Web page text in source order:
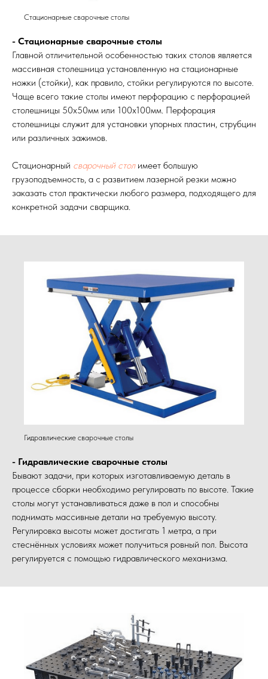
Стационарные сварочные столы
- Стационарные сварочные столы
Главной отличительной особенностью таких столов является
массивная столешница установленную на стационарные
ножки (стойки), как правило, стойки регулируются по высоте.
Чаще всего такие столы имеют перфорацию с перфорацией
столешницы 50х50мм или 100х100мм. Перфорация
столешницы служит для установки упорных пластин, струбцин
или различных зажимов.
Стационарный сварочный столимеет большую
грузоподъемность, а с развитием лазерной резки можно
заказать стол практически любого размера, подходящего для
конкретной задачи сварщика.
Гидравлические сварочные столы
- Гидравлические сварочные столы
Бывают задачи, при которых изготавливаемую деталь в
процессе сборки необходимо регулировать по высоте. Такие
столы могут устанавливаться даже в пол и способны
поднимать массивные детали на требуемую высоту.
Регулировка высоты может достигать 1 метра, а при
стеснённых условиях может получиться ровный пол. Высота
регулируется с помощью гидравлического механизма.